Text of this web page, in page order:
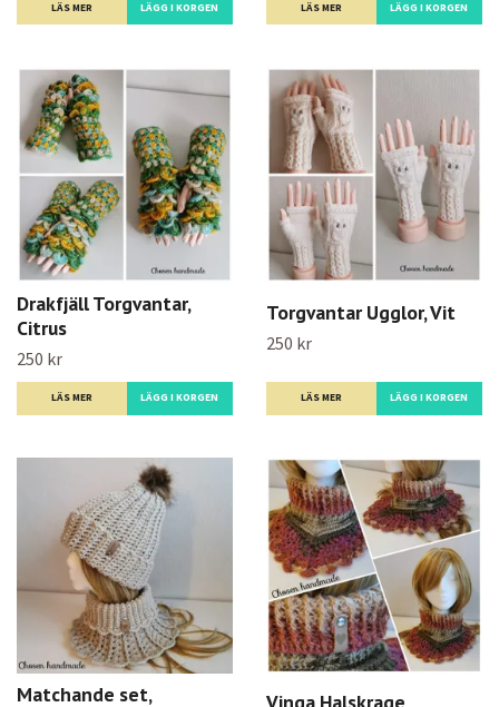
LÄS MER LÄS MER
Drakfjäll Torgvantar,
Citrus
250 kr
LÄS MER
Torgvantar Ugglor, Vit
250 kr
LÄS MER
Matchande set,